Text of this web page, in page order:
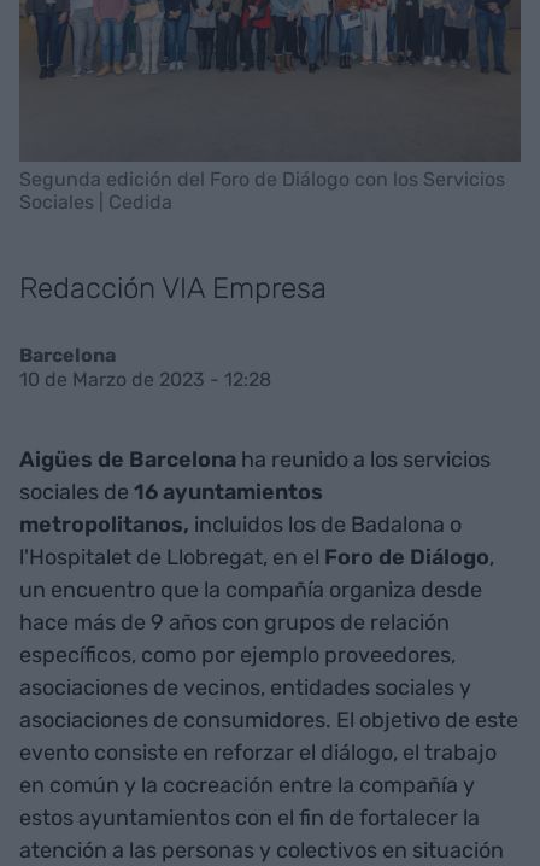
Segunda edición del Foro de Diálogo con los Servicios
Sociales | Cedida
Redacción VIA Empresa
Barcelona
10 de Marzo de 2023 - 12:28
Aigües de Barcelona ha reunido a los servicios
sociales de 16 ayuntamientos
metropolitanos, incluidos los de Badalona o
l'Hospitalet de Llobregat, en el Foro de Diálogo,
un encuentro que la compañía organiza desde
hace más de 9 años con grupos de relación
específicos, como por ejemplo proveedores,
asociaciones de vecinos, entidades sociales y
asociaciones de consumidores. El objetivo de este
evento consiste en reforzar el diálogo, el trabajo
en común y la cocreación entre la compañía y
estos ayuntamientos con el fin de fortalecer la
atención a las personas y colectivos en situación